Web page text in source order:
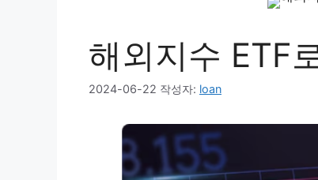
해외지수 ETF
2024-06-22 작성자: loan